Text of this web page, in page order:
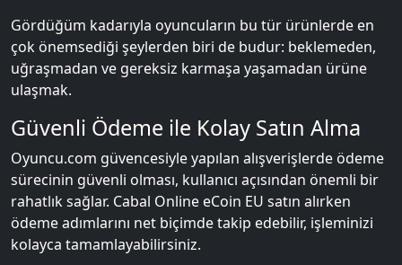
Gördüğüm kadarıyla oyuncuların bu tür ürünlerde en
çok önemsediği şeylerden biri de budur: beklemeden,
uğraşmadan ve gereksiz karmaşa yaşamadan ürüne
ulaşmak.
Güvenli Ödeme ile Kolay Satın Alma
Oyuncu.com güvencesiyle yapılan alışverişlerde ödeme
sürecinin güvenli olması, kullanıcı açısından önemli bir
rahatlık sağlar. Cabal Online eCoin EU satın alırken
ödeme adımlarını net biçimde takip edebilir, işleminizi
kolayca tamamlayabilirsiniz.